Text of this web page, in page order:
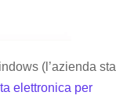
(l’azienda sta
elettronica per